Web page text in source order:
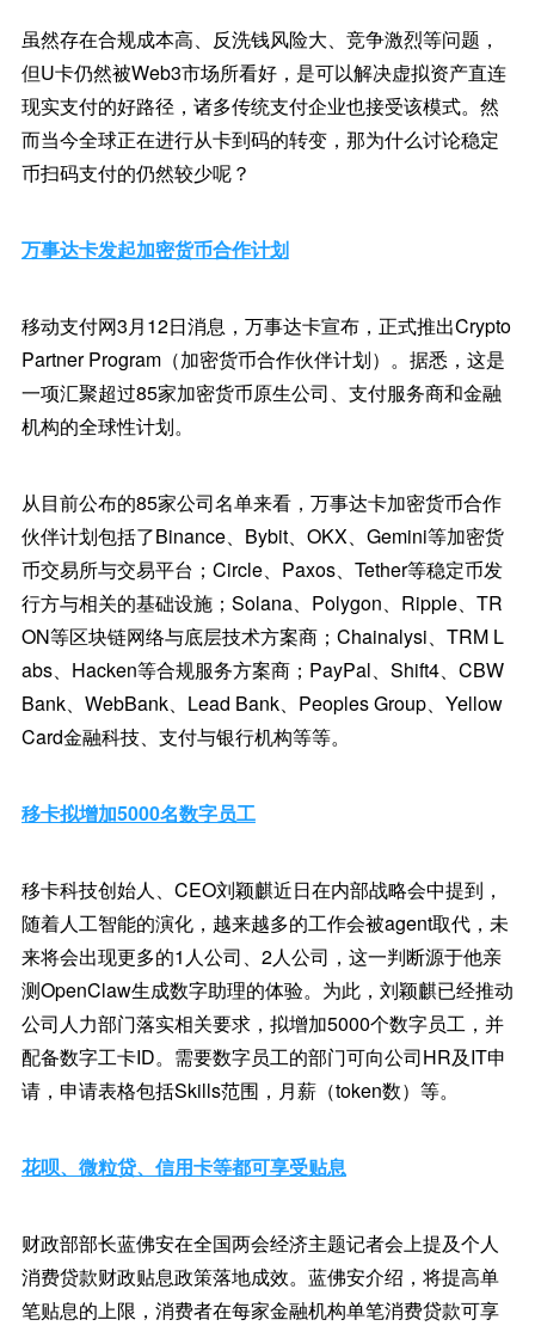
虽然存在合规成本高、反洗钱风险大、竞争激烈等问题，
但U卡仍然被Web3市场所看好，是可以解决虚拟资产直连
现实支付的好路径，诸多传统支付企业也接受该模式。然
而当今全球正在进行从卡到码的转变，那为什么讨论稳定
币扫码支付的仍然较少呢？
万事达卡发起加密货币合作计划
移动支付网3月12日消息，万事达卡宣布，正式推出Crypto
Partner Program（加密货币合作伙伴计划）。据悉，这是
一项汇聚超过85家加密货币原生公司、支付服务商和金融
机构的全球性计划。
从目前公布的85家公司名单来看，万事达卡加密货币合作
伙伴计划包括了Binance、Bybit、OKX、Gemini等加密货
币交易所与交易平台；Circle、Paxos、Tether等稳定币发
行方与相关的基础设施；Solana、Polygon、Ripple、TR
ON等区块链网络与底层技术方案商；Chainalysi、TRM L
abs、Hacken等合规服务方案商；PayPal、Shift4、CBW
Bank、WebBank、Lead Bank、Peoples Group、Yellow
Card金融科技、支付与银行机构等等。
移卡拟增加5000名数字员工
移卡科技创始人、CEO刘颖麒近日在内部战略会中提到，
随着人工智能的演化，越来越多的工作会被agent取代，未
来将会出现更多的1人公司、2人公司，这一判断源于他亲
测OpenClaw生成数字助理的体验。为此，刘颖麒已经推动
公司人力部门落实相关要求，拟增加5000个数字员工，并
配备数字工卡ID。需要数字员工的部门可向公司HR及IT申
请，申请表格包括Skills范围，月薪（token数）等。
花呗、微粒贷、信用卡等都可享受贴息
财政部部长蓝佛安在全国两会经济主题记者会上提及个人
消费贷款财政贴息政策落地成效。蓝佛安介绍，将提高单
笔贴息的上限，消费者在每家金融机构单笔消费贷款可享